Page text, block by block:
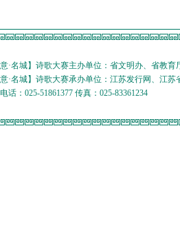
意·名城】诗歌大赛主办单位：省文明办、省教
意·名城】诗歌大赛承办单位：江苏发行网、江
话：025-51861377 传真：025-83361234